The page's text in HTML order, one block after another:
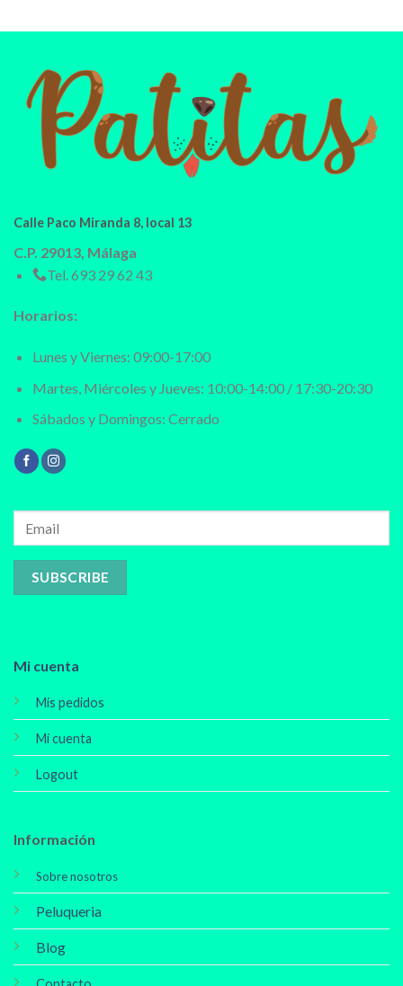
Calle Paco Miranda 8, local 13
C.P. 29013, Málaga
Tel. 693 29 62 43
Horarios:
Lunes y Viernes: 09:00-17:00
Martes, Miércoles y Jueves: 10:00-14:00 / 17:30-20:30
Sábados y Domingos: Cerrado
Mi cuenta
Mis pedidos
Mi cuenta
Logout
Información
Sobre nosotros
Peluqueria
Blog